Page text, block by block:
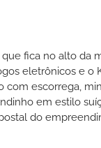
fica no alto da
eletrônicos e o
escorrega,
em estilo
do